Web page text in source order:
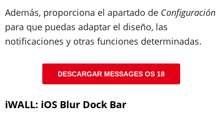
Además, proporciona el apartado de Configuración
para que puedas adaptar el diseño, las
notificaciones y otras funciones determinadas.
DESCARGAR MESSAGES OS 18
iWALL: iOS Blur Dock Bar